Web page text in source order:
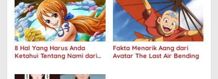
8 Hal Yang Harus Anda
Ketahui Tentang Nami dari
Fakta Menarik Aang dari
Avatar The Last Air Bending